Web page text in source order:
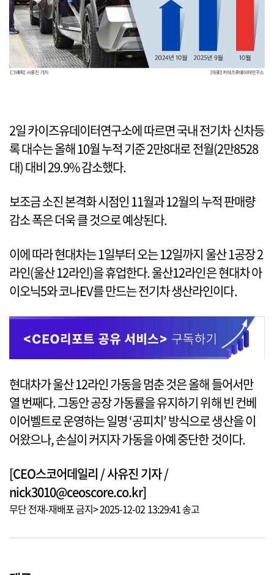
2일 카이즈유데이터연구소에 따르면 국내 전기차 신차등
록 대수는 올해 10월 누적 기준 2만8대로 전월(2만8528
대) 대비 29.9% 감소했다.
보조금 소진 본격화 시점인 11월과 12월의 누적 판매량
감소 폭은 더욱 클 것으로 예상된다.
이에 따라 현대차는 1일부터 오는 12일까지 울산 1공장 2
라인(울산 12라인)을 휴업한다. 울산12라인은 현대차 아
이오닉5와 코나EV를 만드는 전기차 생산라인이다.
현대차가 울산 12라인 가동을 멈춘 것은 올해 들어서만
열 번째다. 그동안 공장 가동률을 유지하기 위해 빈 컨베
이어벨트로 운영하는 일명 ‘공피치’ 방식으로 생산을 이
어왔으나, 손실이 커지자 가동을 아예 중단한 것이다.
[CEO스코어데일리 / 사유진 기자 /
nick3010@ceoscore.co.kr]
무단 전재-재배포 금지> 2025-12-02 13:29:41 송고